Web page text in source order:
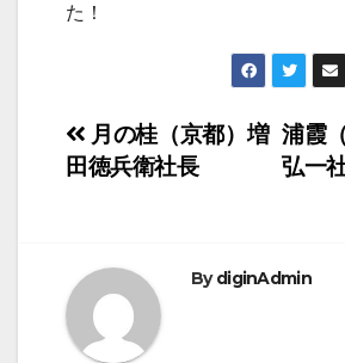
た！
投
稿
ビ
ゲ
浦霞
弘一
月の桂（京都）増
田徳兵衛社長
BydiginAdmin